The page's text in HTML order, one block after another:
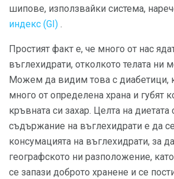
шипове, използвайки система,
индекс (GI) .
Простият факт е, че много от нас
въглехидрати, отколкото телата ни
Можем да видим това с диабетици,
много от определена храна и губят
кръвната си захар. Целта на диетата
съдържание на въглехидрати е да
консумацията на въглехидрати, за
географското ни разположение,
се запази доброто хранене и се